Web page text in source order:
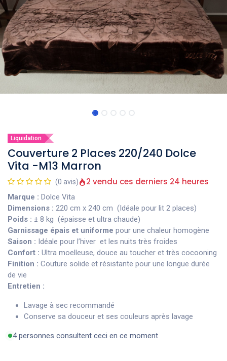
Liquidation
Couverture 2 Places 220/240 Dolce
Vita -M13 Marron
(0 avis) 2 vendu ces derniers 24 heures
Marque : Dolce Vita
Dimensions : 220 cm x 240 cm (Idéale pour lit 2 places)
Poids : ± 8 kg (épaisse et ultra chaude)
Garnissage épais et uniforme pour une chaleur homogène
Saison : Idéale pour l’hiver et les nuits très froides
Confort : Ultra moelleuse, douce au toucher et très cocooning
Finition : Couture solide et résistante pour une longue durée
de vie
Entretien :
Lavage à sec recommandé
Conserve sa douceur et ses couleurs après lavage
4 personnes consultent ceci en ce moment